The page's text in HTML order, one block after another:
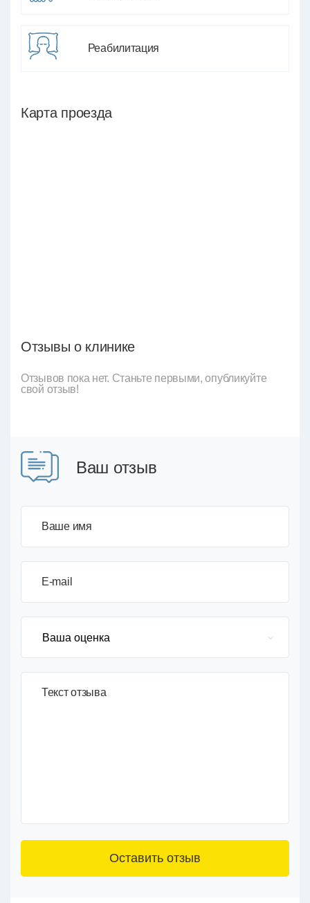
Реабилитация
Карта проезда
Отзывы о клинике
Отзывов пока нет. Станьте первыми, опубликуйте
свой отзыв!
Ваш отзыв
Ваше имя
E-mail
Текст отзыва